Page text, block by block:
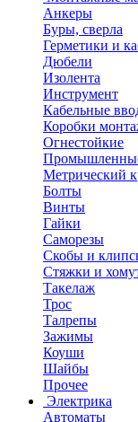
Анкеры
Буры, сверла
Герметики и
Дюбели
Изолента
Инструмент
Кабельные
Коробки
Огнестойкие
Метрический
Болты
Винты
Гайки
Саморезы
Скобы и
Стяжки и
Такелаж
Трос
Талрепы
Зажимы
Коуши
Шайбы
Прочее
Электрика
Автоматы